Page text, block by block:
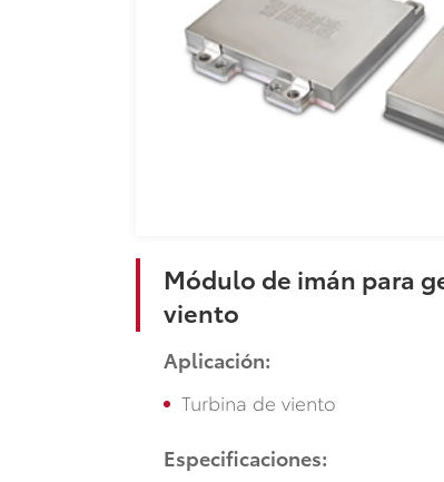
Módulo de imán para
viento
Aplicación:
Turbina de viento
Especificaciones: